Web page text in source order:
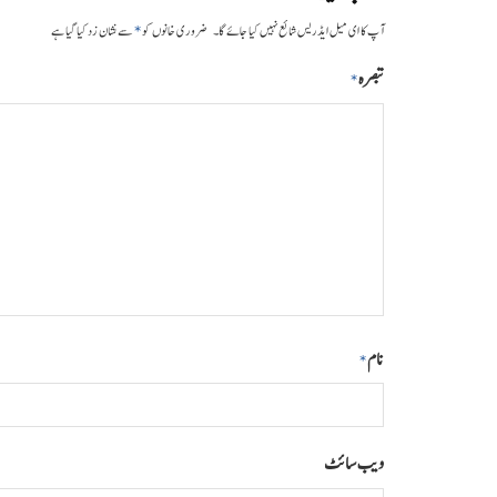
آپ کا ای میل ایڈریس شائع نہیں کیا جائے گا۔ ضروری خانوں کو*سے نشان زد کیا گیا ہے
تبصرہ*
نام*
ویب‌ سائٹ